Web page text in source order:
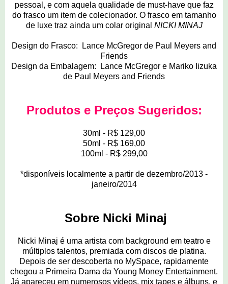
pessoal, e com aquela qualidade de must-have que faz
do frasco um item de colecionador. O frasco em tamanho
de luxe traz ainda um colar original NICKI MINAJ
Design do Frasco: Lance McGregor de Paul Meyers and
Friends
Design da Embalagem: Lance McGregor e Mariko Iizuka
de Paul Meyers and Friends
Produtos e Preços Sugeridos:
30ml - R$ 129,00
50ml - R$ 169,00
100ml - R$ 299,00
*disponíveis localmente a partir de dezembro/2013 -
janeiro/2014
Sobre Nicki Minaj
Nicki Minaj é uma artista com background em teatro e
múltiplos talentos, premiada com discos de platina.
Depois de ser descoberta no MySpace, rapidamente
chegou a Primeira Dama da Young Money Entertainment.
Já apareceu em numerosos vídeos, mix tapes e álbuns, e